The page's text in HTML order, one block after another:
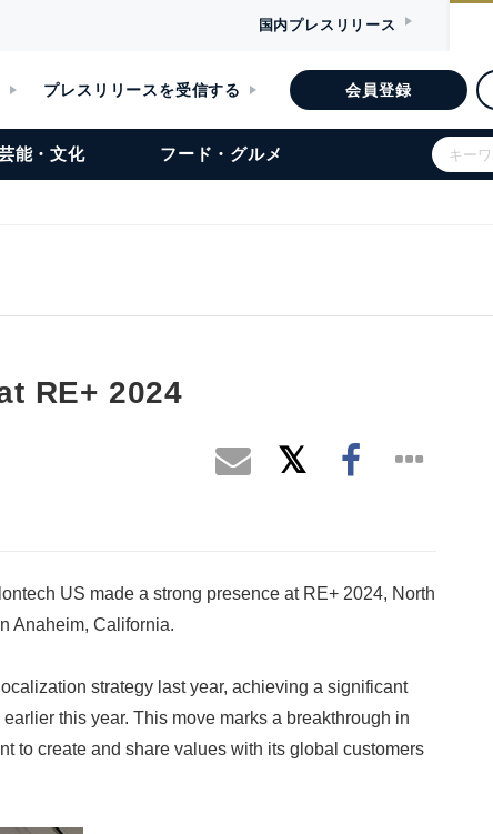
国内プレスリリース
プレスリリースを受信する 会員登録
能・文化 フード・グルメ
RE+ 2024
US made a strong presence at RE+ 2024, North
Anaheim, California.
strategy last year, achieving a significant
this year. This move marks a breakthrough in
to create and share values with its global customers